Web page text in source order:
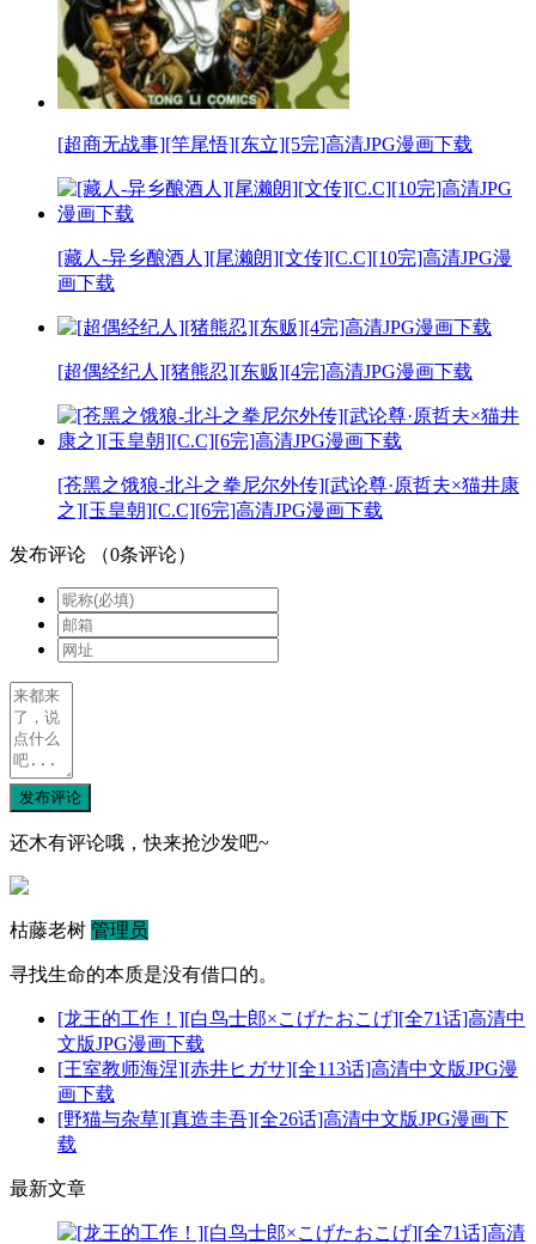
[超商无战事][竿尾悟][东立][5完]高清JPG漫画下载
[藏人-异乡酿酒人][尾濑朗][文传][C.C][10完]高清JPG漫
画下载
[超偶经纪人][猪熊忍][东贩][4完]高清JPG漫画下载
[苍黑之饿狼-北斗之拳尼尔外传][武论尊·原哲夫×猫井康
之][玉皇朝][C.C][6完]高清JPG漫画下载
发布评论 （0条评论）
发布评论
还木有评论哦，快来抢沙发吧~
枯藤老树 管理员
寻找生命的本质是没有借口的。
[龙王的工作！][白鸟士郎×こげたおこげ][全71话]高清中
文版JPG漫画下载
[王室教师海涅][赤井ヒガサ][全113话]高清中文版JPG漫
画下载
[野猫与杂草][真造圭吾][全26话]高清中文版JPG漫画下
载
最新文章